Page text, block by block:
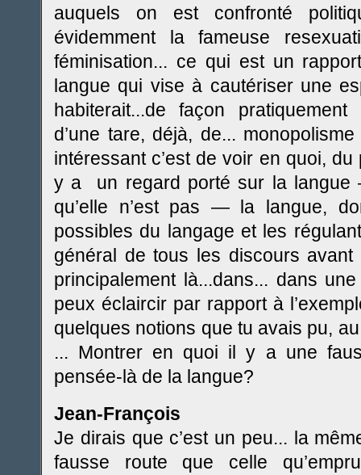
auquels on est confronté
évidemment la fameuse
féminisation... ce qui est un
langue qui vise à cautériser une
habiterait...de façon
d’une tare, déjà, de...
intéressant c’est de voir en quoi,
y a un regard porté sur la langue
qu’elle n’est pas — la langue,
possibles du langage et les
général de tous les discours avant
principalement là...dans... dans
peux éclaircir par rapport à
quelques notions que tu avais pu,
... Montrer en quoi il y a une
pensée-là de la langue?
Jean-François
Je dirais que c’est un peu... la
fausse route que celle